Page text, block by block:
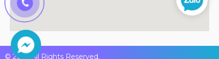
© 2026 All Rights Reserved.